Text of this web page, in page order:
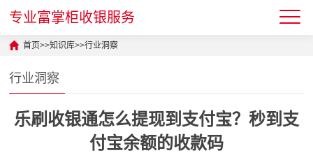
专业富掌柜收银服务
首页>>知识库>>行业洞察
行业洞察
乐刷收银通怎么提现到支付宝？秒到支
付宝余额的收款码